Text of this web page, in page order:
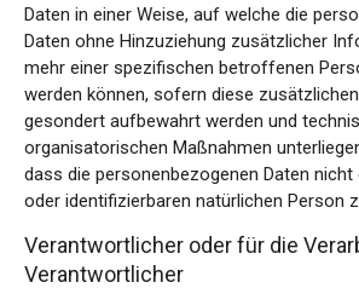
Daten in einer Weise, auf welche die
Daten ohne Hinzuziehung zusätzlicher
mehr einer spezifischen betroffenen
werden können, sofern diese
gesondert aufbewahrt werden und
organisatorischen Maßnahmen
dass die personenbezogenen Daten
oder identifizierbaren natürlichen Person
Verantwortlicher oder für die
Verantwortlicher